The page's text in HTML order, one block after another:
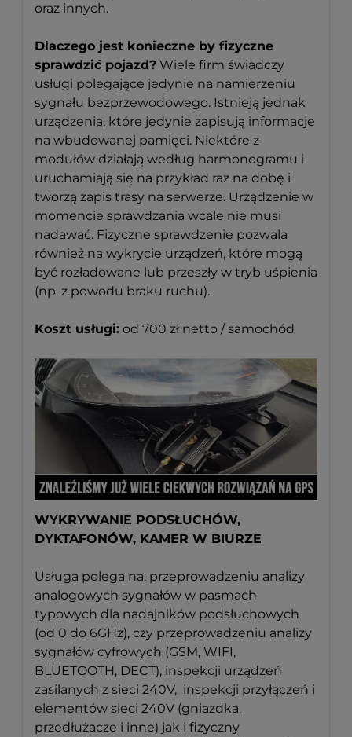
oraz innych.
Dlaczego jest konieczne by fizyczne
sprawdzić pojazd? Wiele firm świadczy
usługi polegające jedynie na namierzeniu
sygnału bezprzewodowego. Istnieją jednak
urządzenia, które jedynie zapisują informacje
na wbudowanej pamięci. Niektóre z
modułów działają według harmonogramu i
uruchamiają się na przykład raz na dobę i
tworzą zapis trasy na serwerze. Urządzenie w
momencie sprawdzania wcale nie musi
nadawać. Fizyczne sprawdzenie pozwala
również na wykrycie urządzeń, które mogą
być rozładowane lub przeszły w tryb uśpienia
(np. z powodu braku ruchu).
Koszt usługi: od 700 zł netto / samochód
WYKRYWANIE PODSŁUCHÓW,
DYKTAFONÓW, KAMER W BIURZE
Usługa polega na: przeprowadzeniu analizy
analogowych sygnałów w pasmach
typowych dla nadajników podsłuchowych
(od 0 do 6GHz), czy przeprowadzeniu analizy
sygnałów cyfrowych (GSM, WIFI,
BLUETOOTH, DECT), inspekcji urządzeń
zasilanych z sieci 240V, inspekcji przyłączeń i
elementów sieci 240V (gniazdka,
przedłużacze i inne) jak i fizyczny